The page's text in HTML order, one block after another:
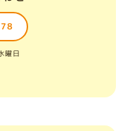
曜日